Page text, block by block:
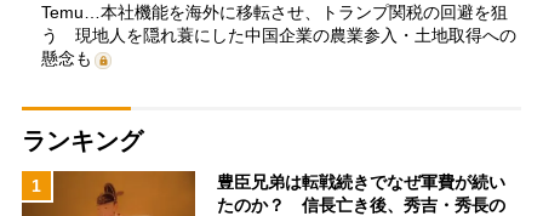
Temu…本社機能を海外に移転させ、トランプ関税の回避を狙
う 現地人を隠れ蓑にした中国企業の農業参入・土地取得への
懸念も
ランキング
1
豊臣兄弟は転戦続きでなぜ軍費が続い
たのか？ 信長亡き後、秀吉・秀長の